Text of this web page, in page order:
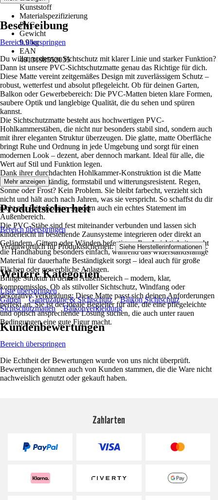
Kunststoff
Materialspezifizierung
PVC
Gewicht
9,9 kg
EAN
4013198552035
Beschreibung
Bereich überspringen
Du willst modernen Sichtschutz mit klarer Linie und starker Funktion?
Dann ist unsere PVC-Sichtschutzmatte genau das Richtige für dich.
Diese Matte vereint zeitgemäßes Design mit zuverlässigem Schutz –
robust, wetterfest und absolut pflegeleicht. Ob für deinen Garten,
Balkon oder Gewerbebereich: Die PVC-Matten bieten klare Formen,
saubere Optik und langlebige Qualität, die du sehen und spüren
kannst.
Die Sichtschutzmatte besteht aus hochwertigen PVC-
Hohlkammerstäben, die nicht nur besonders stabil sind, sondern auch
mit ihrer eleganten Struktur überzeugen. Die glatte, matte Oberfläche
bringt Ruhe und Ordnung in jede Umgebung und sorgt für einen
modernen Look – dezent, aber dennoch markant. Ideal für alle, die
Wert auf Stil und Funktion legen.
Dank ihrer durchdachten Hohlkammer-Konstruktion ist die Matte
extrem windbeständig, formstabil und witterungsresistent. Regen,
Sonne oder Frost? Kein Problem. Sie bleibt farbecht, verzieht sich
nicht und hält auch nach Jahren, was sie verspricht. So schaffst du dir
nicht nur Privatsphäre, sondern auch ein echtes Statement im
Außenbereich.
Die PVC-Stäbe sind fest miteinander verbunden und lassen sich
kinderleicht in bestehende Zaunsysteme integrieren oder direkt an
Geländern, Gittern oder Wänden befestigen. Ihre Leichtigkeit macht
die Handhabung besonders einfach, während das widerstandsfähige
Material für dauerhafte Beständigkeit sorgt – ideal auch für große
Flächen oder gewerbliche Anlagen.
Bringe Struktur in deinen Außenbereich – modern, klar,
kompromisslos. Ob als stilvoller Sichtschutz, Windfang oder
dekorative Verkleidung: Diese Matte passt sich deinen Anforderungen
perfekt an. Sie ist der ideale Begleiter für alle, die eine pflegeleichte
und optisch ansprechende Lösung suchen, die auch unter rauen
Bedingungen eine gute Figur macht.
Mehr anzeigen
Produktsicherheit
Bereich überspringen
Verantwortlich für Produktsicherheit: Siehe Herstellerinformationen .
Weitere Kategorien
Liste überspringen
Garten
Gartenzäune & Sichtschutz
Balkon Sichtschutz
Sichtschutzmatten
Balkonverkleidung
Kundenbewertungen
Bereich überspringen
Die Echtheit der Bewertungen wurde von uns nicht überprüft.
Bewertungen können auch von Kunden stammen, die die Ware nicht
nachweislich genutzt oder gekauft haben.
Zahlarten